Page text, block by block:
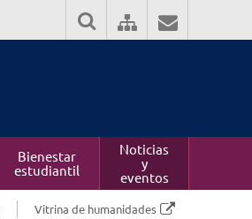
Bienestar
estudiantil
Noticias
y
eventos
Vitrina de humanidades